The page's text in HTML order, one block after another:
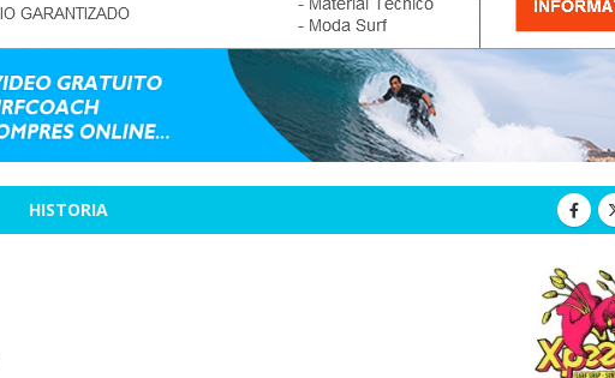
HISTORIA